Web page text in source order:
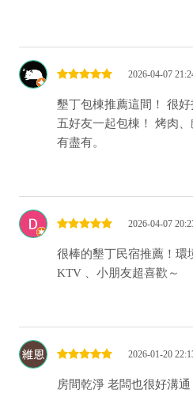
2026-04-07
墾丁包棟推薦這間！ 很
五好友一起包棟！ 烤肉
有盡有。
2026-04-07
很棒的墾丁民宿推薦！環
KTV 、小朋友超喜歡～
2026-01-20
房間乾淨 老闆也很好溝